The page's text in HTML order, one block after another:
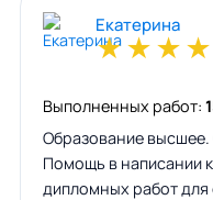
Екатерина
★★★★
Выполненных работ:
Образование высшее.
Помощь в написании
дипломных работ для